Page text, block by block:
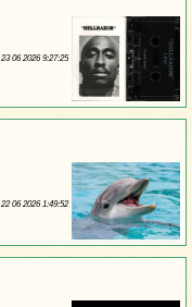
23 06 2026 9:27:25
22 06 2026 1:49:52